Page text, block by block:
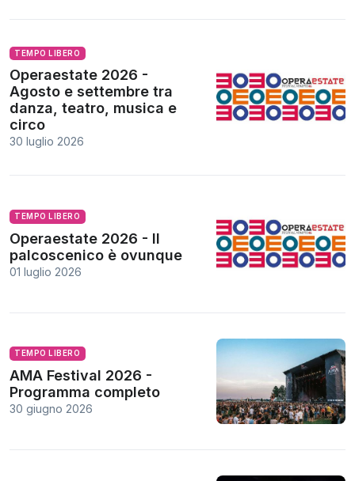
TEMPO LIBERO
Operaestate 2026 -
Agosto e settembre tra
danza, teatro, musica e
circo
30 luglio 2026
TEMPO LIBERO
Operaestate 2026 - Il
palcoscenico è ovunque
01 luglio 2026
TEMPO LIBERO
AMA Festival 2026 -
Programma completo
30 giugno 2026